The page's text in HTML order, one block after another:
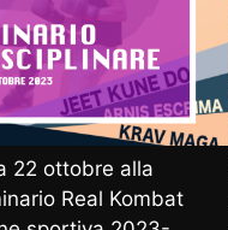
22 ottobre alla
Real Kombat